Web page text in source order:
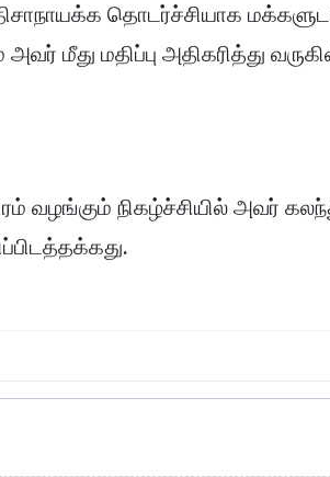
திசாநாயக்க தொடர்ச்சியாக
மீது மதிப்பு அதிகரித்து
வழங்கும் நிகழ்ச்சியில் அவர்